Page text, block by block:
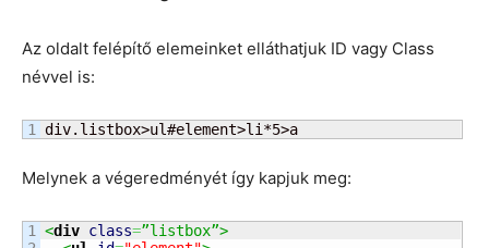
Az oldalt felépítő elemeinket elláthatjuk ID vagy Class
névvel is:
div.listbox>ul#element>li*5>a
Melynek a végeredményét így kapjuk meg:
1
<div class=”listbox”>